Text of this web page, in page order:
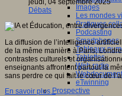
Images
Les mondes
Pratiques
Podcasting
Smartphones
Tableaux
Tablettes
Web radio
eTwinning
Prospective
jeudi, 04 septembre 2025
Débats
La diffusion de l’intelligence
de la même manière à Paris,
contrastes culturels et
enseignants affrontent partout la
sans perdre ce qui fait le cœur de
En savoir plus...